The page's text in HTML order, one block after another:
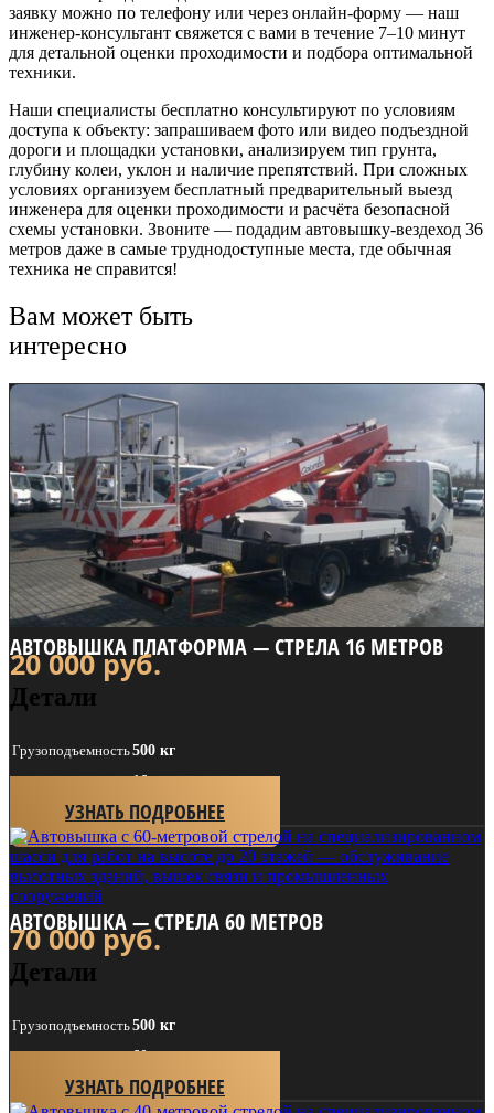
заявку можно по телефону или через онлайн-форму — наш
инженер-консультант свяжется с вами в течение 7–10 минут
для детальной оценки проходимости и подбора оптимальной
техники.
Наши специалисты бесплатно консультируют по условиям
доступа к объекту: запрашиваем фото или видео подъездной
дороги и площадки установки, анализируем тип грунта,
глубину колеи, уклон и наличие препятствий. При сложных
условиях организуем бесплатный предварительный выезд
инженера для оценки проходимости и расчёта безопасной
схемы установки. Звоните — подадим автовышку-вездеход 36
метров даже в самые труднодоступные места, где обычная
техника не справится!
Вам может быть
интересно
АВТОВЫШКА ПЛАТФОРМА — СТРЕЛА 16 МЕТРОВ
20 000руб.
Детали
Грузоподъем­ность500 кг
Длина стрелы
16 м
УЗНАТЬ ПОДРОБНЕЕ
АВТОВЫШКА — СТРЕЛА 60 МЕТРОВ
70 000руб.
Детали
Грузоподъем­ность500 кг
Длина стрелы
60 м
УЗНАТЬ ПОДРОБНЕЕ